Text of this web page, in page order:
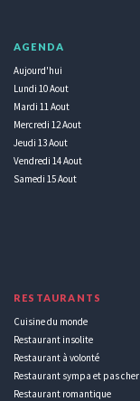
AGENDA
Aujourd'hui
Lundi 10 Aout
Mardi 11 Aout
Mercredi 12 Aout
Jeudi 13 Aout
Vendredi 14 Aout
Samedi 15 Aout
RESTAURANTS
Cuisine du monde
Restaurant insolite
Restaurant à volonté
Restaurant sympa et pas cher
Restaurant romantique